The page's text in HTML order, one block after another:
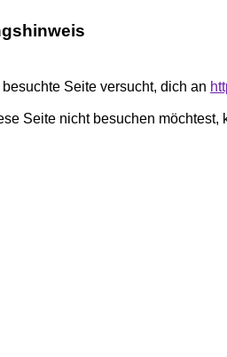
Seite versucht, dich an
Seite nicht besuchen möchtest,